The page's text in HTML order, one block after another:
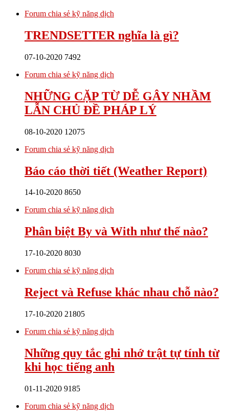
Forum chia sẻ kỹ năng dịch
TRENDSETTER nghĩa là gì?
07-10-2020 7492
Forum chia sẻ kỹ năng dịch
NHỮNG CẶP TỪ DỄ GÂY NHẦM
LẪN CHỦ ĐỀ PHÁP LÝ
08-10-2020 12075
Forum chia sẻ kỹ năng dịch
Báo cáo thời tiết (Weather Report)
14-10-2020 8650
Forum chia sẻ kỹ năng dịch
Phân biệt By và With như thế nào?
17-10-2020 8030
Forum chia sẻ kỹ năng dịch
Reject và Refuse khác nhau chỗ nào?
17-10-2020 21805
Forum chia sẻ kỹ năng dịch
Những quy tắc ghi nhớ trật tự tính từ
khi học tiếng anh
01-11-2020 9185
Forum chia sẻ kỹ năng dịch